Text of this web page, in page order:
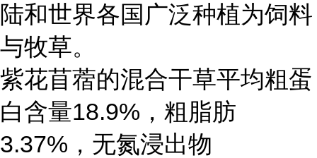
陆和世界各国广泛种植为饲料
与牧草。
紫花苜蓿的混合干草平均粗蛋
白含量18.9%，粗脂肪
3.37%，无氮浸出物